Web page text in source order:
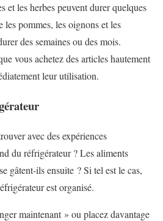
et les herbes peuvent durer quelques
les pommes, les oignons et les
des semaines ou des mois.
vous achetez des articles hautement
leur utilisation.
avec des expériences
du réfrigérateur ? Les aliments
gâtent-ils ensuite ? Si tel est le cas,
est organisé.
maintenant » ou placez davantage